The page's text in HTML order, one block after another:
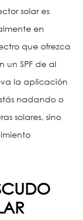
solar es
en
que ofrezca
un SPF de al
la aplicación
nadando o
solares, sino